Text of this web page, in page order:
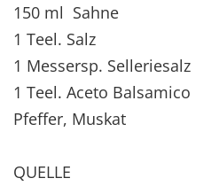
150 ml Sahne
1 Teel. Salz
1 Messersp. Selleriesalz
1 Teel. Aceto Balsamico
Pfeffer, Muskat
QUELLE